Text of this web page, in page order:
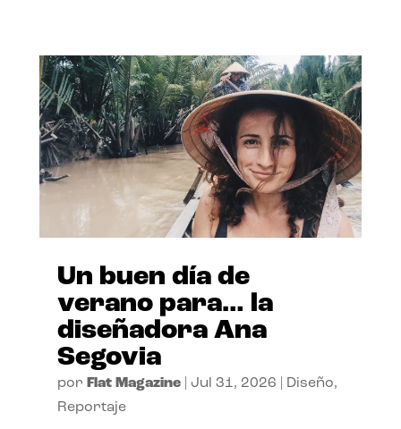
Un buen día de
verano para… la
diseñadora Ana
Segovia
por Flat Magazine| Jul 31, 2026 Diseño,
Reportaje